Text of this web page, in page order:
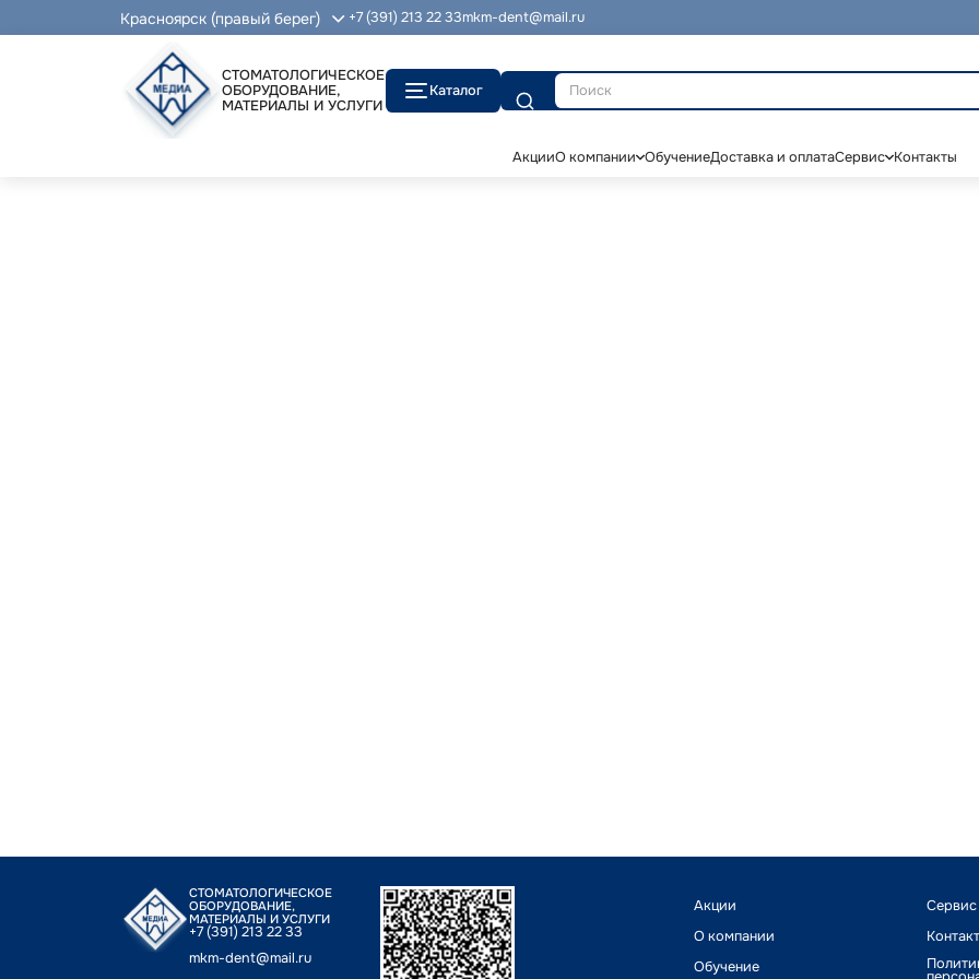
Красноярск (правый берег) +7 (391) 213 22 33mkm-dent@mail.ru
СТОМАТОЛОГИЧЕСКОЕ
ОБОРУДОВАНИЕ,
МАТЕРИАЛЫ И УСЛУГИ
Каталог
Поиск
АкцииО компании ОбучениеДоставка и оплатаСервис Контакты
СТОМАТОЛОГИЧЕСКОЕ
ОБОРУДОВАНИЕ,
МАТЕРИАЛЫ И УСЛУГИ
+7 (391) 213 22 33
mkm-dent@mail.ru
Акции
О компании
Обучение
Сервис